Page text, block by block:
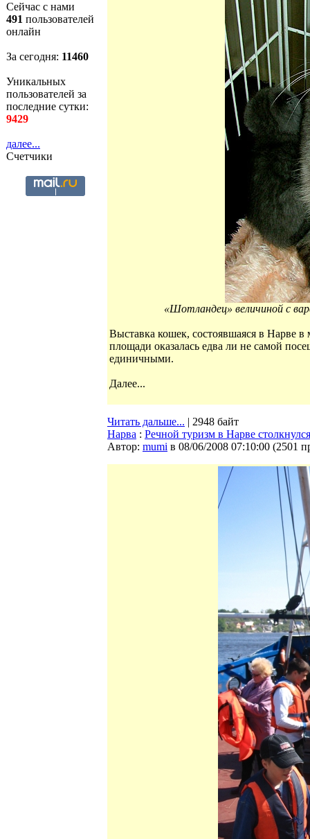
Сейчас с нами
491 пользователей
онлайн
За сегодня: 11461
Уникальных
пользователей за
последние сутки:
9429
далее...
Счетчики
«Шотландец» величиной с
Выставка кошек, состоявшаяся в Нарве
площади оказалась едва ли не самой
единичными.
Далее...
Читать дальше... | 2948 байт
Нарва : Речной туризм в Нарве
Автор: mumi в 08/06/2008 07:10:00 (2501